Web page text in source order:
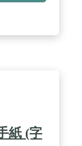
紙 (字